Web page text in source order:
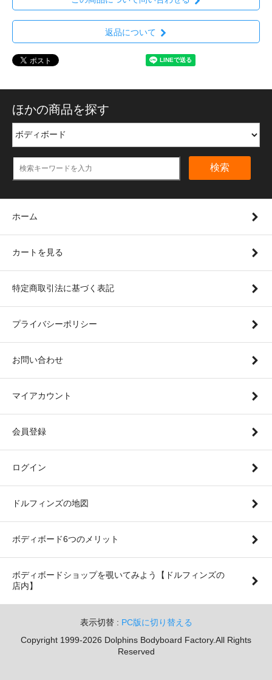
返品について
ほかの商品を探す
検索
ホーム
カートを見る
特定商取引法に基づく表記
プライバシーポリシー
お問い合わせ
マイアカウント
会員登録
ログイン
ドルフィンズの地図
ボディボード6つのメリット
ボディボードショップを覗いてみよう【ドルフィンズの
店内】
表示切替 : PC版に切り替える
Copyright 1999-2026 Dolphins Bodyboard Factory.All Rights
Reserved